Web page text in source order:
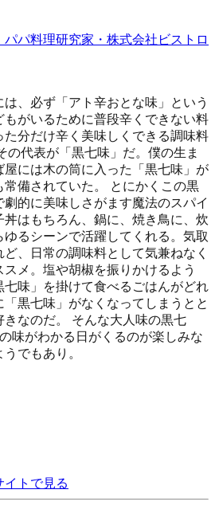
パ料理研究家・株式会社ビストロ
、必ず「アト辛おとな味」という
がいるために普段辛くできない料
分だけ辛く美味しくできる調味料
の代表が「黒七味」だ。僕の生ま
には木の筒に入った「黒七味」が
備されていた。 とにかくこの黒
的に美味しさがます魔法のスパイ
丼はもちろん、鍋に、焼き鳥に、炊
るシーンで活躍してくれる。気取
、日常の調味料として気兼ねなく
メ。塩や胡椒を振りかけるよう
味」を掛けて食べるごはんがどれ
黒七味」がなくなってしまうとと
なのだ。 そんな大人味の黒七
味がわかる日がくるのが楽しみな
でもあり。
イトで見る